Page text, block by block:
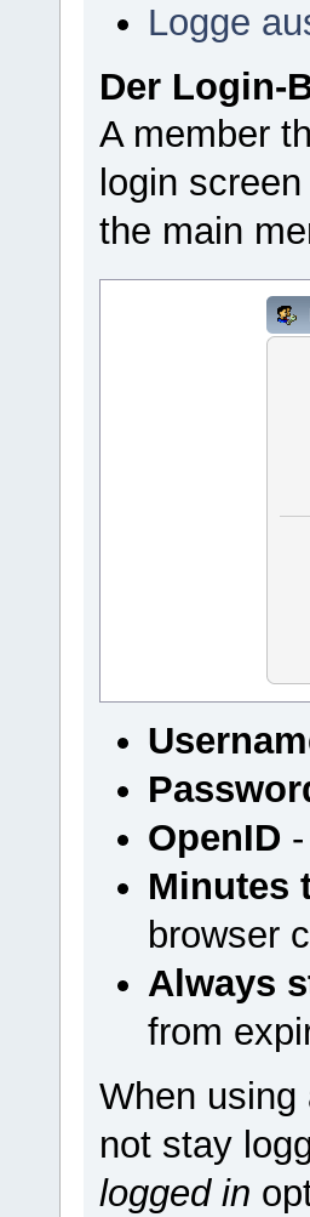
Logge
Der Login-
A member
login
the main
OpenID
Minutes
browser
Always
from
When using
not stay
logged in